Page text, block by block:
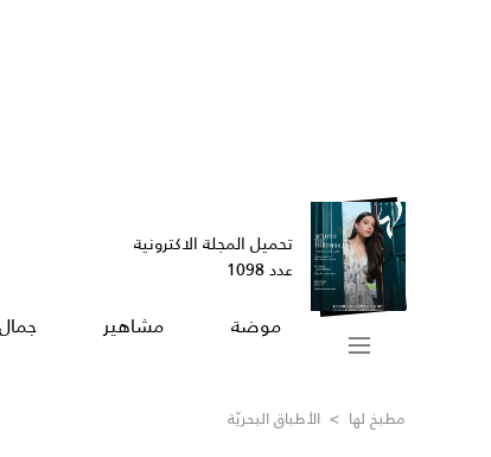
تحميل المجلة الاكترونية
عدد 1098
موضة مشاهير جمال
مطبخ لها > الأطباق البحريّة